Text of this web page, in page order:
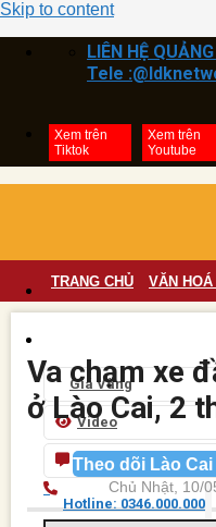
Skip to content
LIÊN HỆ
Tele
Xem trên
Tiktok
Xem trên
Youtube
Giá Vàng
Video
CMT Trên Page
Hotline: 0346.000.000
TRANG CHỦ VĂN
Va chạm xe
ở Lào Cai, 2
Theo dõi Lào
Chủ Nhật, 10/